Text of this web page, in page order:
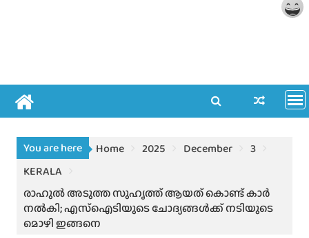
You are here Home 2025 December
3
KERALA
രാഹുല്‍ അടുത്ത സുഹൃത്ത് ആയത് കൊണ്ട് കാർ
നൽകി; എസ്ഐടിയുടെ ചോദ്യങ്ങൾക്ക് നടിയുടെ
മൊഴി ഇങ്ങനെ